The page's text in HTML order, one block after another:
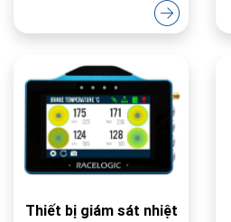
Thiết bị giám sát nhiệt